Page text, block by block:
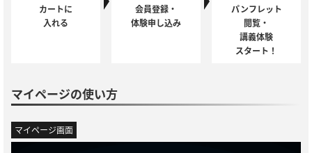
カートに
入れる
会員登録・
体験申し込み
パンフレット
閲覧・
講義体験
スタート！
マイページの使い方
マイページ画面